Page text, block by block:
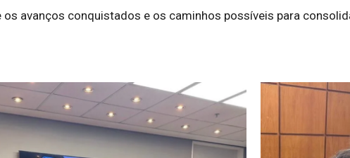
avanços conquistados e os caminhos possíveis para